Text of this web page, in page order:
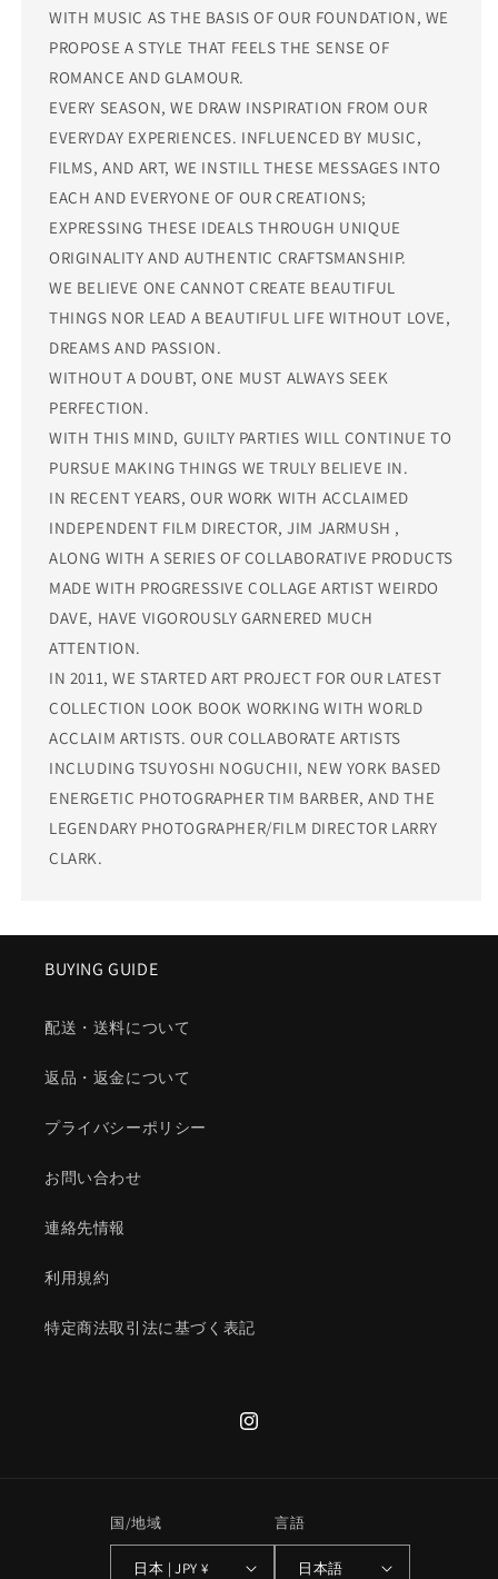
WITH MUSIC AS THE BASIS OF OUR FOUNDATION, WE
PROPOSE A STYLE THAT FEELS THE SENSE OF
ROMANCE AND GLAMOUR.
EVERY SEASON, WE DRAW INSPIRATION FROM OUR
EVERYDAY EXPERIENCES. INFLUENCED BY MUSIC,
FILMS, AND ART, WE INSTILL THESE MESSAGES INTO
EACH AND EVERYONE OF OUR CREATIONS;
EXPRESSING THESE IDEALS THROUGH UNIQUE
ORIGINALITY AND AUTHENTIC CRAFTSMANSHIP.
WE BELIEVE ONE CANNOT CREATE BEAUTIFUL
THINGS NOR LEAD A BEAUTIFUL LIFE WITHOUT LOVE,
DREAMS AND PASSION.
WITHOUT A DOUBT, ONE MUST ALWAYS SEEK
PERFECTION.
WITH THIS MIND, GUILTY PARTIES WILL CONTINUE TO
PURSUE MAKING THINGS WE TRULY BELIEVE IN.
IN RECENT YEARS, OUR WORK WITH ACCLAIMED
INDEPENDENT FILM DIRECTOR, JIM JARMUSH ,
ALONG WITH A SERIES OF COLLABORATIVE PRODUCTS
MADE WITH PROGRESSIVE COLLAGE ARTIST WEIRDO
DAVE, HAVE VIGOROUSLY GARNERED MUCH
ATTENTION.
IN 2011, WE STARTED ART PROJECT FOR OUR LATEST
COLLECTION LOOK BOOK WORKING WITH WORLD
ACCLAIM ARTISTS. OUR COLLABORATE ARTISTS
INCLUDING TSUYOSHI NOGUCHII, NEW YORK BASED
ENERGETIC PHOTOGRAPHER TIM BARBER, AND THE
LEGENDARY PHOTOGRAPHER/FILM DIRECTOR LARRY
CLARK.
BUYING GUIDE
配送・送料について
返品・返金について
プライバシーポリシー
お問い合わせ
連絡先情報
利用規約
特定商法取引法に基づく表記
Instagram
国/地域
日本 | JPY ¥
言語
日本語